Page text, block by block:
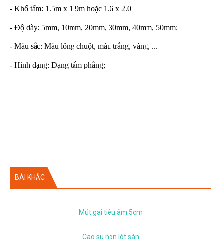
- Khổ tấm: 1.5m x 1.9m hoặc 1.6 x 2.0
- Độ dày: 5mm, 10mm, 20mm, 30mm, 40mm, 50mm;
- Màu sắc: Màu lông chuột, màu trắng, vàng, ...
- Hình dạng: Dạng tấm phẳng;
BÀI KHÁC
Mút gai tiêu âm 5cm
Cao su non lót sàn